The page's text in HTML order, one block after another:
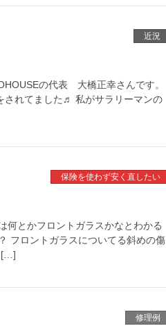
近況
の代表 大橋正幸さんです。
されてました♬ 私がサラリーマンの
保険を使わず安く直したい
何とかフロントガラスかなとわかる
フロントガラスについてる斜めの傷
[…]
修理例